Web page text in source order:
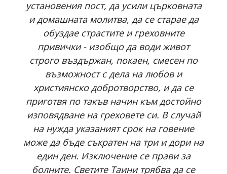
установения пост, да усили църковната
и домашната молитва, да се старае да
обуздае страстите и греховните
привички - изобщо да води живот
строго въздържан, покаен, смесен по
възможност с дела на любов и
християнско добротворство, и да се
приготвя по такъв начин към достойно
изповядване на греховете си. В случай
на нужда указаният срок на говение
може да бъде съкратен на три и дори на
един ден. Изключение се прави за
болните. Светите Таини трябва да се